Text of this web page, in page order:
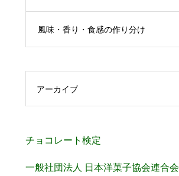
風味・香り・食感の作り分け
アーカイブ
チョコレート検定
一般社団法人 日本洋菓子協会連合会